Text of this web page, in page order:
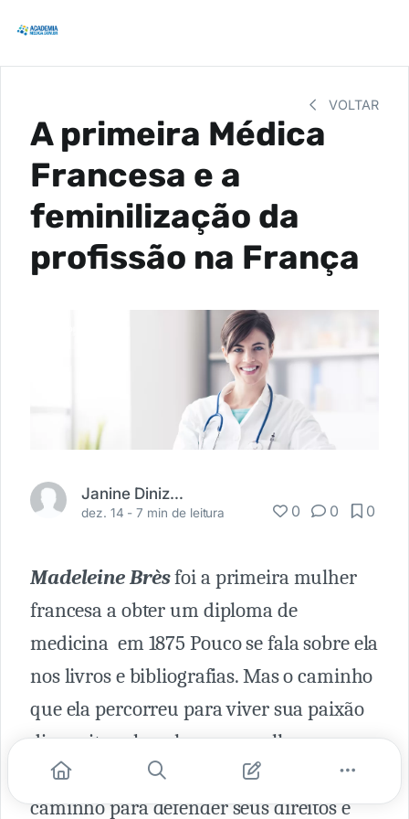
VOLTAR
A primeira Médica
Francesa e a
feminilização da
profissão na França
Janine Diniz Fortuna
dez. 14 -7 min de leitura 0 0 0
Madeleine Brèsfoi a primeira mulher
francesa a obter um diploma de
medicina em 1875 Pouco se fala sobre ela
nos livros e bibliografias. Mas o caminho
que ela percorreu para viver sua paixão
diz muito sobre ela: uma mulher que
lutou e trilhou incansavelmente seu
caminho para defender seus direitos e